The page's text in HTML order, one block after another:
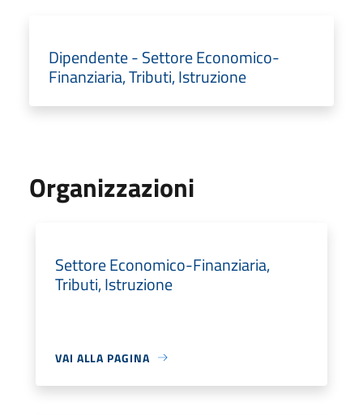
Dipendente - Settore Economico-
Finanziaria, Tributi, Istruzione
Organizzazioni
Settore Economico-Finanziaria,
Tributi, Istruzione
VAI ALLA PAGINA